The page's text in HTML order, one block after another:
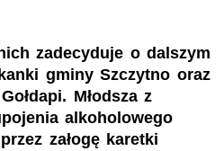
zadecyduje o dalszym
gminy Szczytno oraz
Młodsza z
alkoholowego
załogę karetki